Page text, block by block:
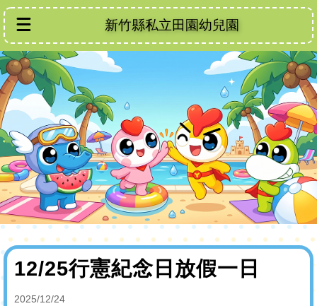
新竹縣私立田園幼兒園
12/25行憲紀念日放假一日
2025/12/24